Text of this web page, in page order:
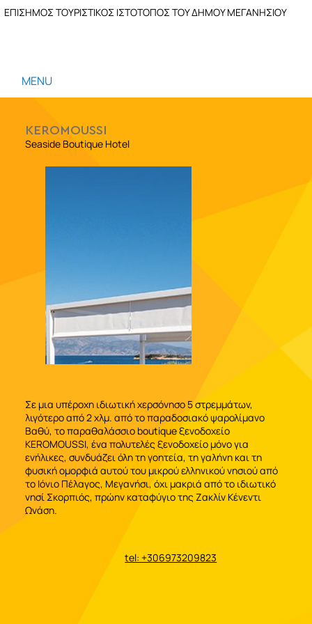
ΕΠΙΣΗΜΟΣ ΤΟΥΡΙΣΤΙΚΟΣ ΙΣΤΟΤΟΠΟΣ ΤΟΥ ΔΗΜΟΥ ΜΕΓΑΝΗΣΙΟΥ
MENU
KEROMOUSSI
Seaside Boutique Hotel
Σε μια υπέροχη ιδιωτική χερσόνησο 5 στρεμμάτων,
λιγότερο από 2 χλμ. από το παραδοσιακό ψαρολίμανο
Βαθύ, το παραθαλάσσιο boutique ξενοδοχείο
KEROMOUSSI, ένα πολυτελές ξενοδοχείο μόνο για
ενήλικες, συνδυάζει όλη τη γοητεία, τη γαλήνη και τη
φυσική ομορφιά αυτού του μικρού ελληνικού νησιού από
το Ιόνιο Πέλαγος, Μεγανήσι, όχι μακριά από το ιδιωτικό
νησί Σκορπιός, πρώην καταφύγιο της Ζακλίν Κένεντι
Ωνάση.
tel: +306973209823